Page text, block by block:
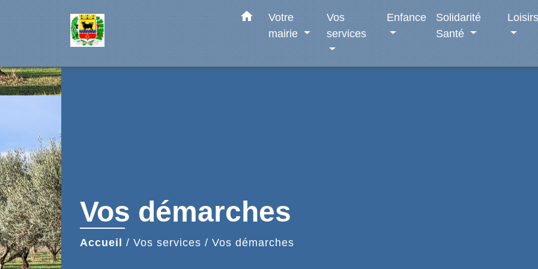
home
Votre
mairie
Vos
services
Enfance
Solidarité
Santé
Loisirs
Vos démarches
Accueil / Vos services / Vos démarches